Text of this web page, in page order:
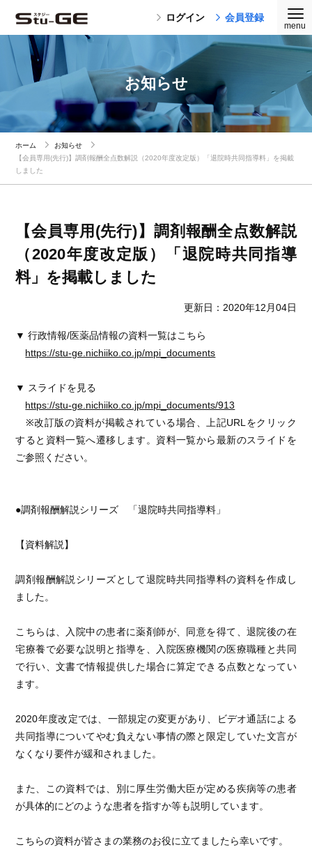
ログイン 会員登録
お知らせ
ホーム
お知らせ
【会員専用(先行)】調剤報酬全点数解説（2020年度改定版）「退院時共同指導料」を掲載
しました
【会員専用(先行)】調剤報酬全点数解説
（2020年度改定版）「退院時共同指導
料」を掲載しました
更新日：2020年12月04日
▼ 行政情報/医薬品情報の資料一覧はこちら
https://stu-ge.nichiiko.co.jp/mpi_documents
▼ スライドを見る
https://stu-ge.nichiiko.co.jp/mpi_documents/913
※改訂版の資料が掲載されている場合、上記URLをクリック
すると資料一覧へ遷移します。資料一覧から最新のスライドを
ご参照ください。
●調剤報酬解説シリーズ 「退院時共同指導料」
【資料解説】
調剤報酬解説シリーズとして退院時共同指導料の資料を作成し
ました。
こちらは、入院中の患者に薬剤師が、同意を得て、退院後の在
宅療養で必要な説明と指導を、入院医療機関の医療職種と共同
で行い、文書で情報提供した場合に算定できる点数となってい
ます。
2020年度改定では、一部規定の変更があり、ビデオ通話による
共同指導についてやむ負えない事情の際と限定していた文言が
なくなり要件が緩和されました。
また、この資料では、別に厚生労働大臣が定める疾病等の患者
が具体的にどのような患者を指すか等も説明しています。
こちらの資料が皆さまの業務のお役に立てましたら幸いです。